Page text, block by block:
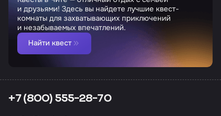
и друзьями! Здесь вы найдете лучшие квест-
комнаты для захватывающих приключений
и незабываемых впечатлений.
Найти квест
+7 (800) 555-28-70